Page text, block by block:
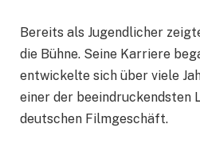
Bereits als Jugendlicher
die Bühne. Seine Karriere
entwickelte sich über viele
einer der beeindruckendsten
deutschen Filmgeschäft.